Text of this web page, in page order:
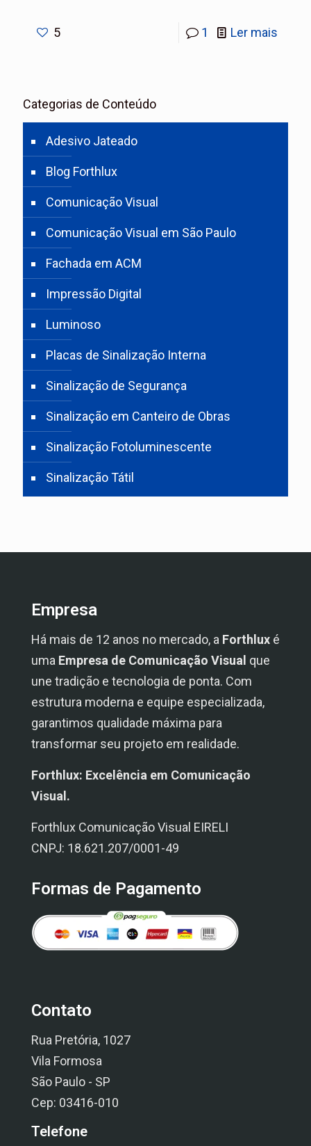
5 1 Ler mais
Categorias de Conteúdo
Adesivo Jateado
Blog Forthlux
Comunicação Visual
Comunicação Visual em São Paulo
Fachada em ACM
Impressão Digital
Luminoso
Placas de Sinalização Interna
Sinalização de Segurança
Sinalização em Canteiro de Obras
Sinalização Fotoluminescente
Sinalização Tátil
Empresa
Há mais de 12 anos no mercado, a Forthlux é
uma Empresa de Comunicação Visual que
une tradição e tecnologia de ponta. Com
estrutura moderna e equipe especializada,
garantimos qualidade máxima para
transformar seu projeto em realidade.
Forthlux: Excelência em Comunicação
Visual.
Forthlux Comunicação Visual EIRELI
CNPJ: 18.621.207/0001-49
Formas de Pagamento
Contato
Rua Pretória, 1027
Vila Formosa
São Paulo - SP
Cep: 03416-010
Telefone